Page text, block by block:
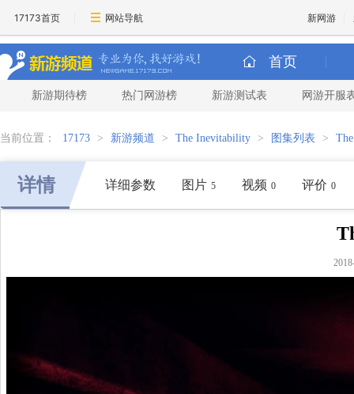
17173首页 网站导航 新网游
首页
新游期待榜 热门网游榜 新游测试表 网游开服
当前位置： 17173 > 新游频道 > The Inevitability > 图集列表 >
详情 详细参数 图片 5 视频 0 评价 0